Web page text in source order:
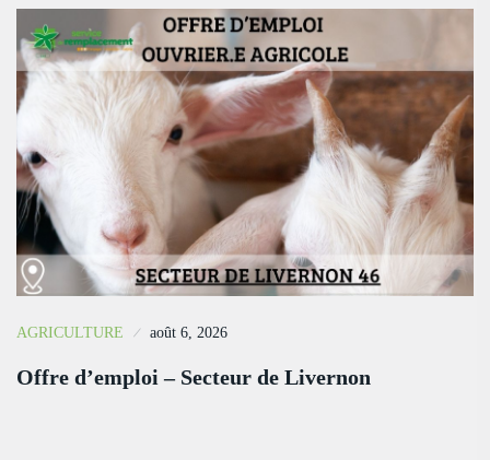
AGRICULTURE août 6, 2026
Offre d’emploi – Secteur de Livernon